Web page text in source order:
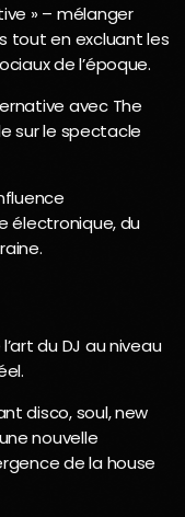
» – mélanger
tout en excluant les
de l’époque.
avec The
sur le spectacle
électronique, du
du DJ au niveau
disco, soul, new
nouvelle
de la house